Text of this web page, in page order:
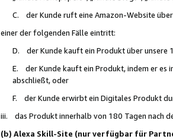
C. der Kunde ruft eine Amazon-Website
einer der folgenden Fälle eintritt:
D. der Kunde kauft ein Produkt über unsere
E. der Kunde kauft ein Produkt, indem er es
abschließt, oder
F. der Kunde erwirbt ein Digitales Produkt
iii. das Produkt innerhalb von 180 Tagen nach
(b) Alexa Skill-Site (nur verfügbar für